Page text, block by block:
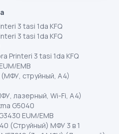
3 tasi 1da KFQ
3 tasi 1da KFQ
Printeri 3 tasi 1da KFQ
EMB
(МФУ, струйный, A4)
лазерный, Wi-Fi, A4)
G5040
EUM/EMB
(Струйный) МФУ 3 в 1